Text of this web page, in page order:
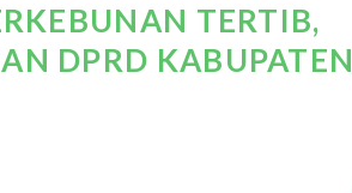
TERTIB,
DPRD KABUPATEN